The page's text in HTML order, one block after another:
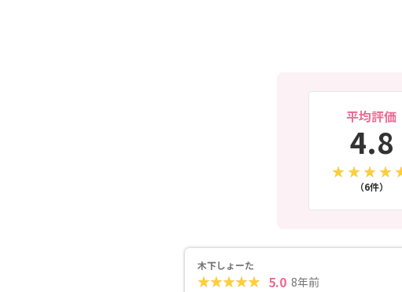
平均評価
4.8
（6件）
木下しょーた
5.0 8年前